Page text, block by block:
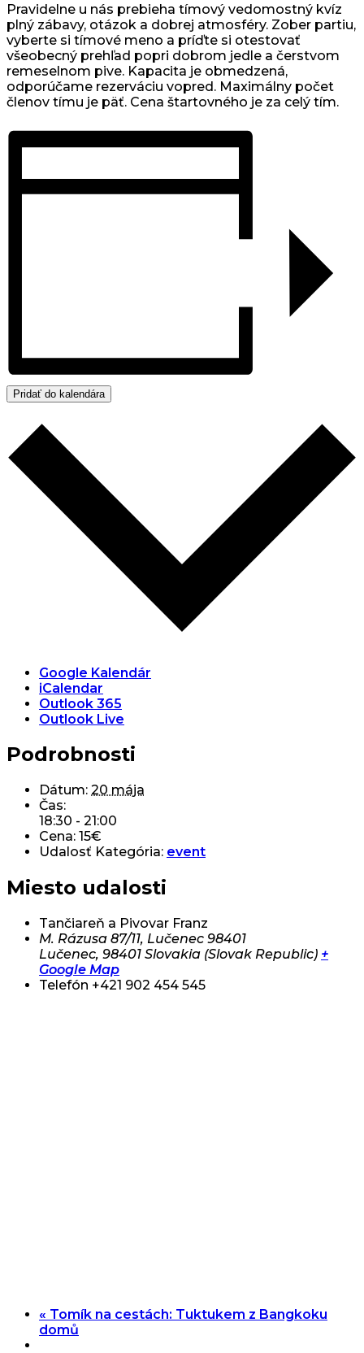
Pravidelne u nás prebieha tímový vedomostný kvíz
plný zábavy, otázok a dobrej atmosféry. Zober partiu,
vyberte si tímové meno a príďte si otestovať
všeobecný prehľad popri dobrom jedle a čerstvom
remeselnom pive. Kapacita je obmedzená,
odporúčame rezerváciu vopred. Maximálny počet
členov tímu je päť. Cena štartovného je za celý tím.
Pridať do kalendára
Google Kalendár
iCalendar
Outlook 365
Outlook Live
Podrobnosti
Dátum: 20 mája
Čas:
18:30 - 21:00
Cena: 15€
Udalosť Kategória: event
Miesto udalosti
Tančiareň a Pivovar Franz
M. Rázusa 87/11, Lučenec 98401
Lučenec, 98401 Slovakia (Slovak Republic) +
Google Map
Telefón +421 902 454 545
« Tomík na cestách: Tuktukem z Bangkoku
domů